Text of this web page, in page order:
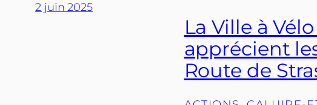
2 juin 2025
La Ville à
apprécient
Route de